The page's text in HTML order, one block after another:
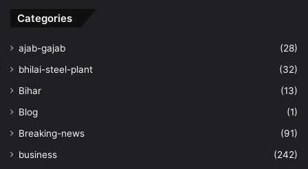
Categories
ajab-gajab
(28)
bhilai-steel-plant
(32)
Bihar
(13)
Blog
(1)
Breaking-news
(91)
business
(242)